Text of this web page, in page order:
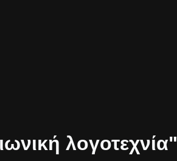
λογοτεχνία"